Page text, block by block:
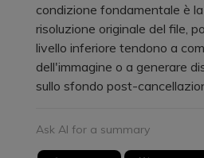
condizione fondamentale è
risoluzione originale del file,
livello inferiore tendono a
dell'immagine o a generare
sullo sfondo post-
Ask AI for a summary